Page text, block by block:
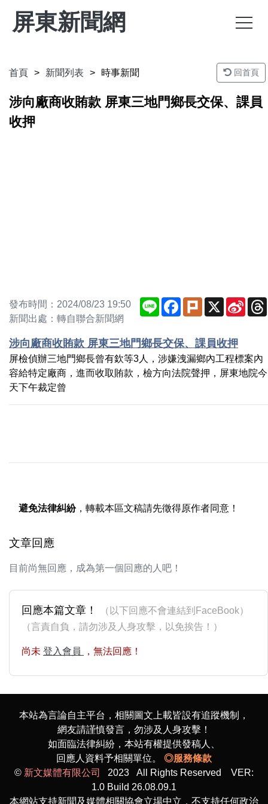
屏東新聞網
首頁 新聞列表 時事新聞 回首頁
涉向廠商收賄款 屏東三地門鄉長交保、課員
收押
發布時間：2024/08/23 19:50
新聞出處：轉自聯合新聞網
Line Facebook
Plurk X
Sina
涉向廠商收賄款 屏東三地門鄉長交保、課員收押
屏檢偵辦三地門鄉長曾有欽等3人，涉嫌洩漏鄉內工程標案內
容給特定廠商，進而收取賄款，檢方向法院聲押，屏東地院今
天下午裁定曾
避免法律糾紛，轉載本區文稿請先徵得原作者同意！
文章回應
目前尚無回應，成為第一個回應的人吧！
回應本篇文章！
（以下回應不會連結到FaceBook）
（言責自負，請勿涉及人身攻擊，以免挨告！）
尚未 登入會員 ，無法回應！
本站為言論自主平台，相關圖文上載皆設有追蹤機制，
網友請謹慎發言，勿涉及人身攻擊！
如面臨法律糾紛，本站有權提供發稿人、
回應人資料予相關單位。 ◎服務條款
© 新文媒體有限公司
2023 All Rights Reserved VER:
1.0 Build 26.08.09.1
本網站支持新聞及媒體相關協會立場中立，不支持任何政治